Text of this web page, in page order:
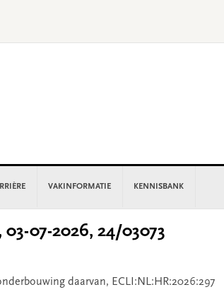
VAKINFORMATIE KENNISBANK
07-2026, 24/03073
daarvan, ECLI:NL:HR:2026:297